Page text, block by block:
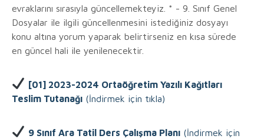
evraklarını sırasıyla güncellemekteyiz. * - 9. Sınıf Genel
Dosyalar ile ilgili güncellenmesini istediğiniz dosyayı
konu altına yorum yaparak belirtirseniz en kısa sürede
en güncel hali ile yenilenecektir.
[01] 2023-2024 Ortaöğretim Yazılı Kağıtları
Teslim Tutanağı (İndirmek için tıkla)
9 Sınıf Ara Tatil Ders Çalışma Planı(İndirmek için